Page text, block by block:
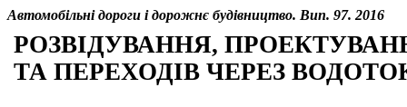
Автомобільні дороги і дорожнє будівництво. Вип. 97. 2016
РОЗВІДУВАННЯ,
ТА ПЕРЕХОДІВ ЧЕРЕЗ